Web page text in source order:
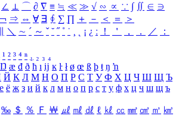
∠ ⊥ ⌒ ∂ ∇ ≡ ≒ ≪ ≫ √ ∽ ∝ ∵ ∫ ∬ ∈ ∋
⇒ ⇔ ∀ ∃ ∮ ∑ ∏ ＋ － ＜ ＝
＞
＼ ∼ ´ ～ ˇ ˘ ˝ ˚ ˙ ¸ ¡ ¿ ː ！ ＇ ， ． ／
：
¹ ² ³ ⁴ ⁿ ₁ ₂ ₃ ₄
Ŋ æ đ ð ħ ı ĳ ĸ ŀ ł ø œ ß þ ŧ ŋ ŉ
Й К Л М Н О П Р С Т У Ф Х Ц Ч Ш Щ Ъ
е ё ж з и й к л м н о п р с т у ф х ц ч ш щ ъ
‰ ＄ ％ Ｆ ￦ ㎕ ㎖ ㎗ ℓ ㎘ ㏄ ㎣ ㎤ ㎥ ㎦